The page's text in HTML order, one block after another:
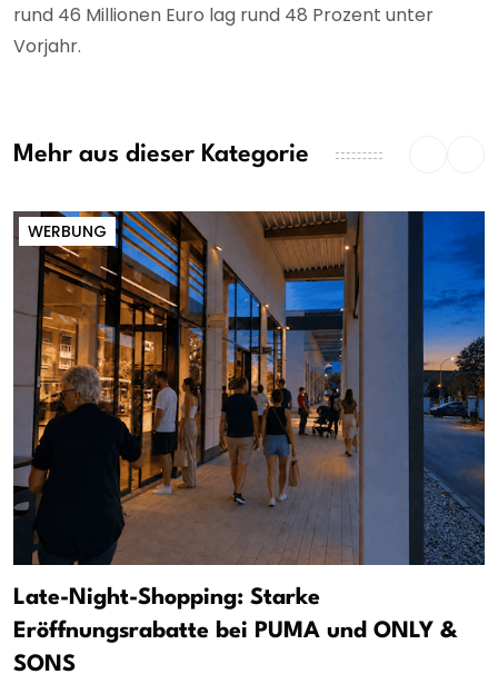
rund 46 Millionen Euro lag rund 48 Prozent unter
Vorjahr.
Mehr aus dieser Kategorie
WERBUNG
Late-Night-Shopping: Starke
Eröffnungsrabatte bei PUMA und ONLY &
SONS